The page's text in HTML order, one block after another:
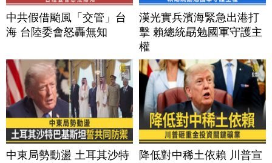
中共假借颱風「交管」台
海 台陸委會怒轟無知
漢光實兵濱海緊急出港打
擊 賴總統勗勉國軍守護主
權
中東局勢動盪 土耳其沙特
降低對中稀土依賴 川普宣